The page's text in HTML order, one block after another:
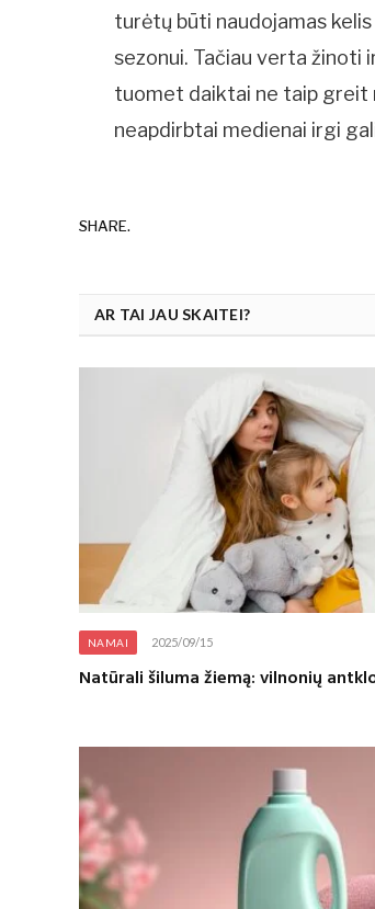
turėtų būti naudojamas
sezonui. Tačiau verta žinoti
tuomet daiktai ne taip greit
neapdirbtai medienai irgi
SHARE.
AR TAI JAU SKAITEI?
NAMAI 2025/09/15
Natūrali šiluma žiemą: vilnonių